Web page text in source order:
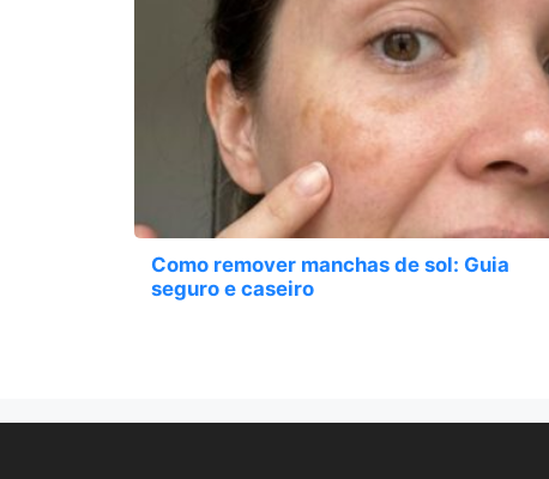
Como remover manchas de sol: Guia
seguro e caseiro